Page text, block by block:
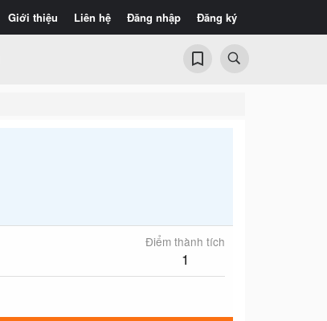
Giới thiệu Liên hệ Đăng nhập Đăng ký
Điểm thành tích
1